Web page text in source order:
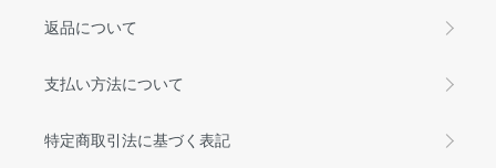
返品について
支払い方法について
特定商取引法に基づく表記